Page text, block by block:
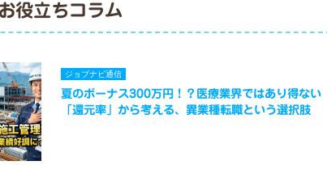
役立ちコラム
ジョブナビ通信
夏のボーナス300万円！？医療業界ではあり得ない
「還元率」から考える、異業種転職という選択肢